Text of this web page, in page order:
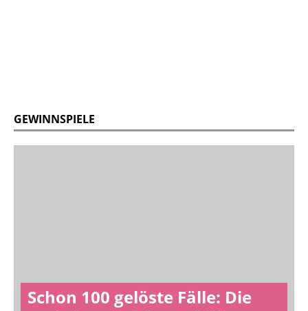
GEWINNSPIELE
Schon 100 gelöste Fälle: Die